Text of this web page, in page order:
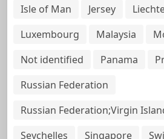
Isle of Man
Jersey
Luxembourg
Malaysia
Not identified
Panama
Russian Federation
Russian Federation;Virgin
Seychelles
Singapore